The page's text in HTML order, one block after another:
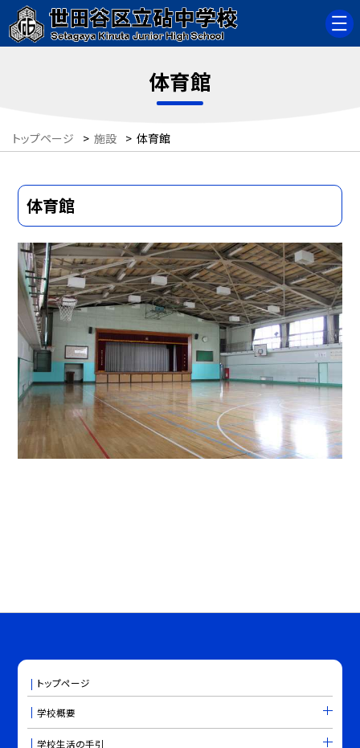
体育館
トップページ > 施設 > 体育館
体育館
トップページ
学校概要
学校生活の手引